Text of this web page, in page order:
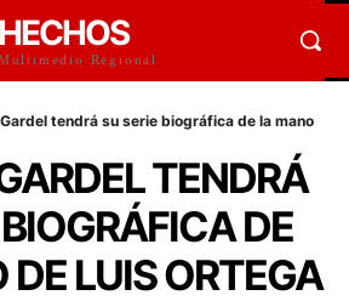
HECHOS
Regional
tendrá su serie biográfica de la mano
TENDRÁ
DE
LUIS ORTEGA